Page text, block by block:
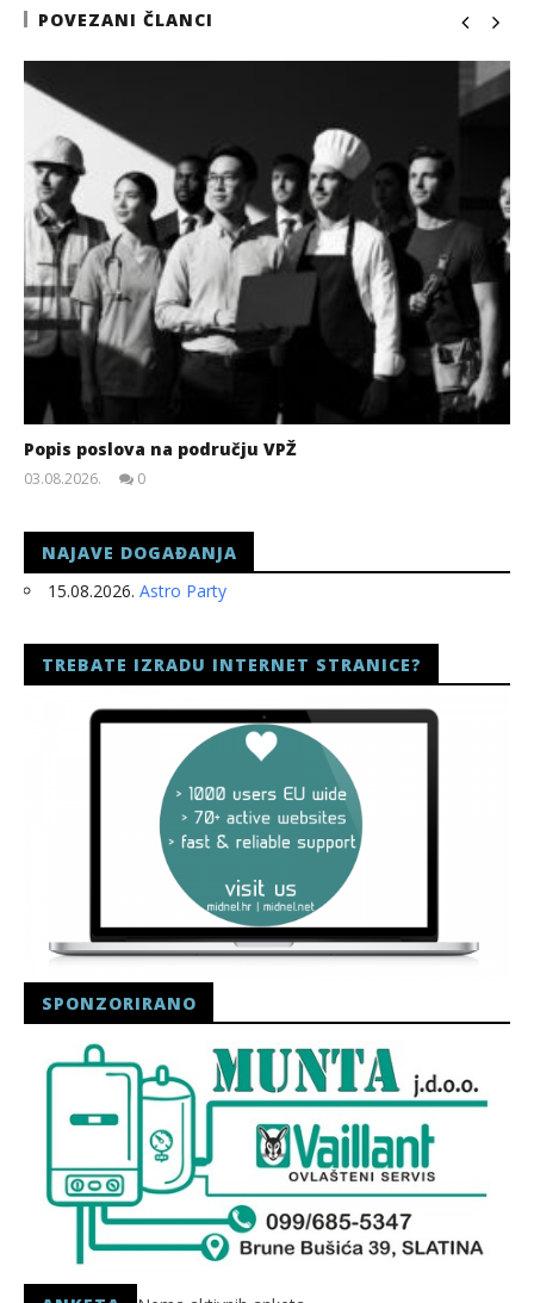
POVEZANI ČLANCI
Popis poslova na području VPŽ
03.08.2026.
0
NAJAVE DOGAĐANJA
15.08.2026. Astro Party
TREBATE IZRADU INTERNET STRANICE?
SPONZORIRANO